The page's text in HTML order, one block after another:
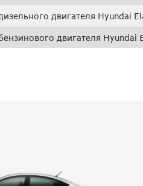
двигателя Hyundai
двигателя Hyundai